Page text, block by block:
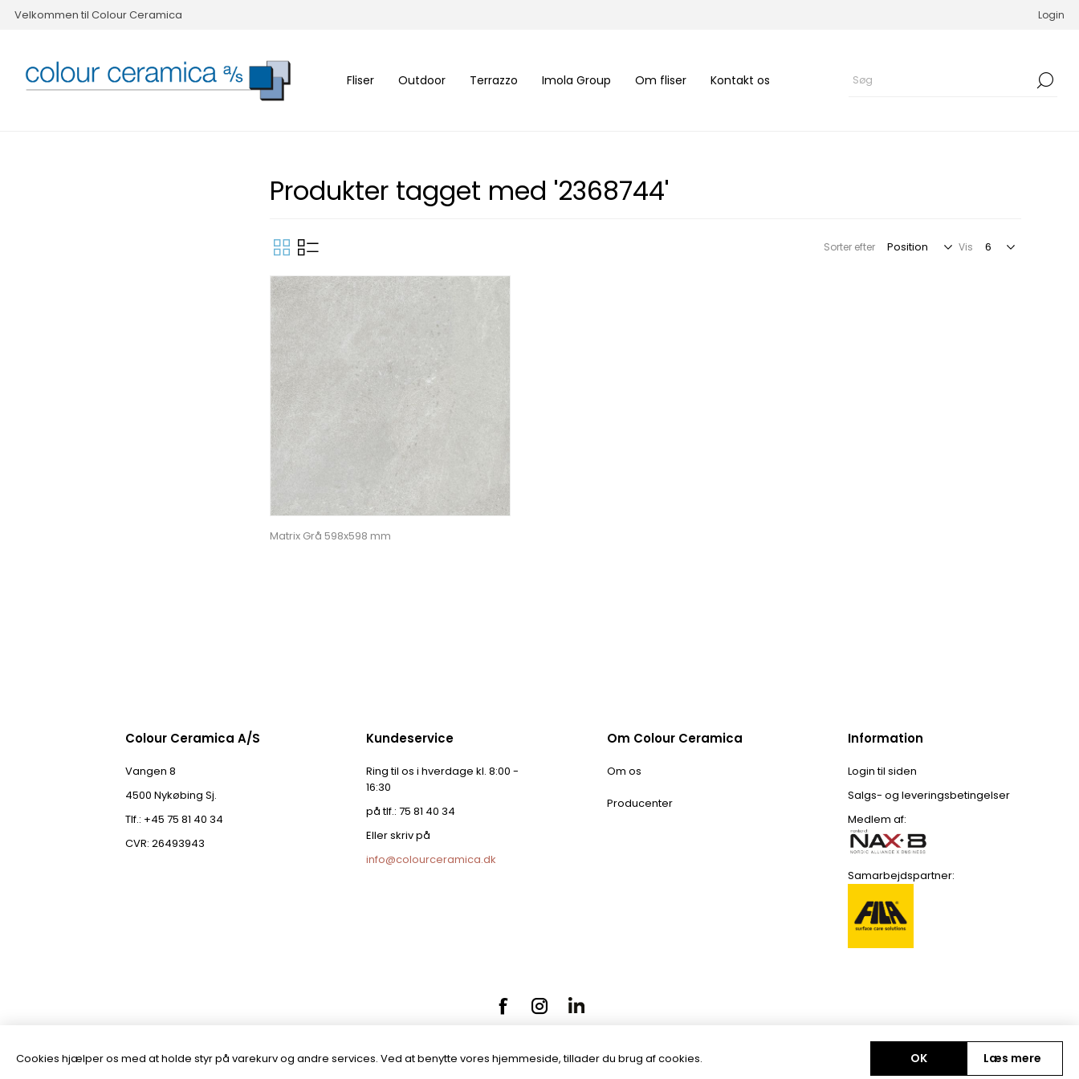
Velkommen til Colour Ceramica Login
Fliser Outdoor Terrazzo Imola Group Om fliser Kontakt os
Produkter tagget med '2368744'
Sorter efter Vis
Matrix Grå 598x598 mm
Colour Ceramica A/S
Vangen 8
4500 Nykøbing Sj.
Tlf.: +45 75 81 40 34
CVR: 26493943
Kundeservice
Ring til os i hverdage kl. 8:00 -
16:30
på tlf.: 75 81 40 34
Eller skriv på
info@colourceramica.dk
Om Colour Ceramica
Om os
Producenter
Information
Login til siden
Salgs- og leveringsbetingelser
Medlem af:
Samarbejdspartner:
Copyright © 2026 Colour Ceramica A/S. Alle rettigheder forbeholdt.
Cookies hjælper os med at holde styr på varekurv og andre services. Ved at benytte vores hjemmeside, tillader du brug af cookies. OK Læs mere